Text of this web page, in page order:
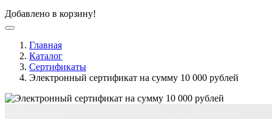
Добавлено в корзину!
Главная
Каталог
Сертификаты
Электронный сертификат на сумму 10 000 рублей